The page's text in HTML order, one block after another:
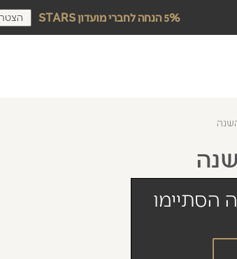
5% הנחה לחברי מועדון STARS
הסתיימו